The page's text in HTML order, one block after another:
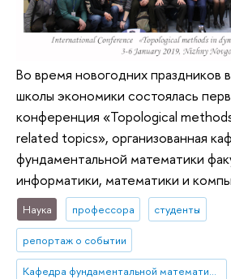
Во время новогодних праздников
школы экономики состоялась
конференция «Topological
related topics», организованная
фундаментальной математики
информатики, математики и
Наука профессора студенты
репортаж о событии
Кафедра фундаментальной математики факультета информатики, математики и компьютерных наук